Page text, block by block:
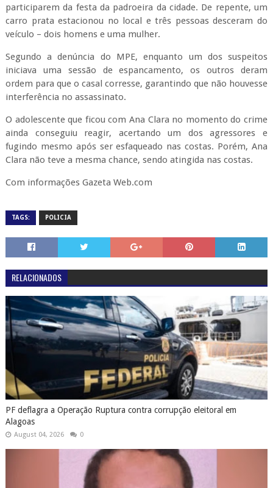
participarem da festa da padroeira da cidade. De repente, um
carro prata estacionou no local e três pessoas desceram do
veículo – dois homens e uma mulher.
Segundo a denúncia do MPE, enquanto um dos suspeitos
iniciava uma sessão de espancamento, os outros deram
ordem para que o casal corresse, garantindo que não houvesse
interferência no assassinato.
O adolescente que ficou com Ana Clara no momento do crime
ainda conseguiu reagir, acertando um dos agressores e
fugindo mesmo após ser esfaqueado nas costas. Porém, Ana
Clara não teve a mesma chance, sendo atingida nas costas.
Com informações Gazeta Web.com
TAGS: POLICIA
RELACIONADOS
PF deflagra a Operação Ruptura contra corrupção eleitoral em
Alagoas
August 04, 2026 0